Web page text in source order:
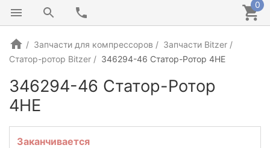
0
Запчасти для компрессоров
Запчасти Bitzer
Статор-ротор Bitzer
346294-46 Статор-Ротор 4HE
346294-46 Статор-Ротор
4HE
Заканчивается